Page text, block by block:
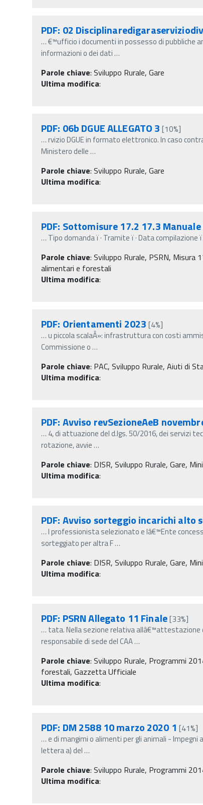
PDF: 02
…€™ufficio i documenti in possesso di pubbliche
informazioni o dei dati…
Parole chiave: Sviluppo Rurale, Gare
Ultima modifica:
PDF: 06b DGUE ALLEGATO 3 [10%]
…rvizio DGUE in formato elettronico. In caso
Ministero delle…
Parole chiave: Sviluppo Rurale, Gare
Ultima modifica:
PDF: Sottomisure 17.2 17.3
… Tipo domanda ï‚· Tramite ï‚· Data compilazione
Parole chiave: Sviluppo Rurale, PSRN,
alimentari e forestali
Ultima modifica:
PDF: Orientamenti 2023 [4%]
…u piccola scalaÂ»: infrastruttura con costi
Commissione o…
Parole chiave: PAC, Sviluppo Rurale, Aiuti di
Ultima modifica:
PDF: Avviso revSezioneAeB
… 4, di attuazione del d.lgs. 50/2016, dei servizi
rotazione, avvie…
Parole chiave: DISR, Sviluppo Rurale, Gare,
Ultima modifica:
PDF: Avviso sorteggio incarichi alto
…l professionista selezionato e lâ€™Ente
sorteggiato per altra F…
Parole chiave: DISR, Sviluppo Rurale, Gare,
Ultima modifica:
PDF: PSRN Allegato 11 Finale[33%]
… tata. Nella sezione relativa allâ€™attestazione
responsabile di sede del CAA…
Parole chiave: Sviluppo Rurale, Programmi
forestali, Gazzetta Ufficiale
Ultima modifica:
PDF: DM 2588 10 marzo 2020 1[41%]
… e di mangimi o alimenti per gli animali -
lettera a) del…
Parole chiave: Sviluppo Rurale, Programmi
Ultima modifica: